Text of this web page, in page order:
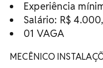
Experiência
Salário: R$
01 VAGA
MECÊNICO